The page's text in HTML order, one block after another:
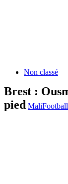
Non classé
Brest :
pied MaliFootball